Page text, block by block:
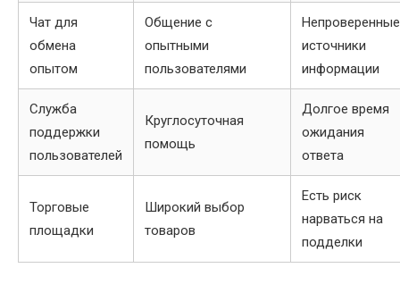
Чат для
обмена
опытом
Общение с
опытными
пользователями
Непроверенные
источники
информации
Служба
поддержки
пользователей
Круглосуточная
помощь
Долгое время
ожидания
ответа
Торговые
площадки
Широкий выбор
товаров
Есть риск
нарваться на
подделки